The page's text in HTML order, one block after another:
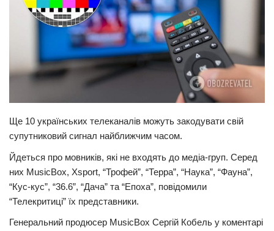
Політика
Наука
Рецепти
Привітання
Здоров’я
Події
Кримінал
Ще 10 українських телеканалів можуть закодувати свій
супутниковий сигнал найближчим часом.
Йдеться про мовників, які не входять до медіа-груп. Серед
них MusicBox, Xsport, “Трофей”, “Терра”, “Наука”, “Фауна”,
“Кус-кус”, “36.6”, “Дача” та “Епоха”, повідомили
“Телекритиці” їх представники.
Генеральний продюсер MusicBox Сергій Кобель у коментарі